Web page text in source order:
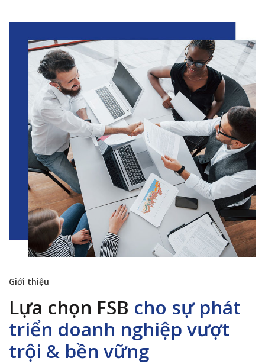
Giới thiệu
Lựa chọn FSB cho sự phát
triển doanh nghiệp vượt
trội & bền vững